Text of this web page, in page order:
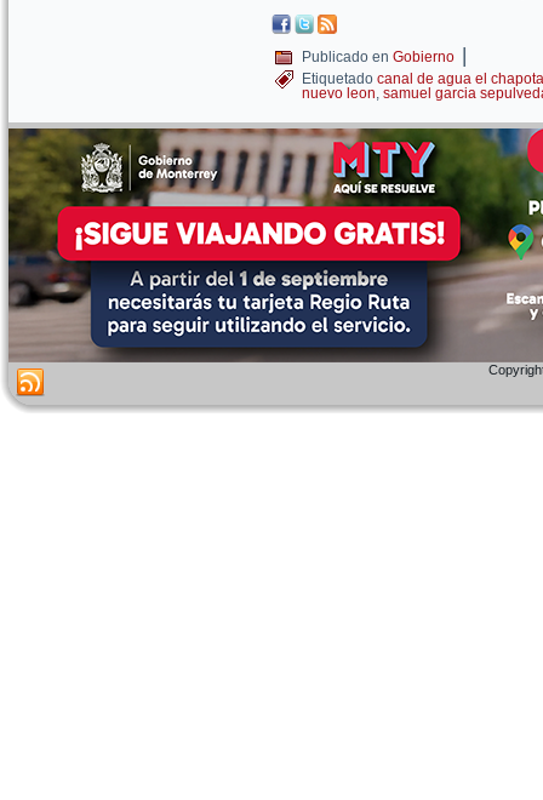
Publicado en Gobierno |
Etiquetado canal de agua el
nuevo leon, samuel garcia